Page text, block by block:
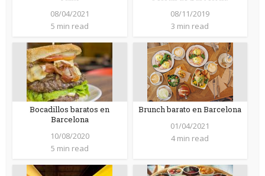
08/04/2021
5 min read
08/11/2019
3 min read
Bocadillos baratos en
Barcelona
10/08/2020
5 min read
Brunch barato en Barcelona
01/04/2021
4 min read